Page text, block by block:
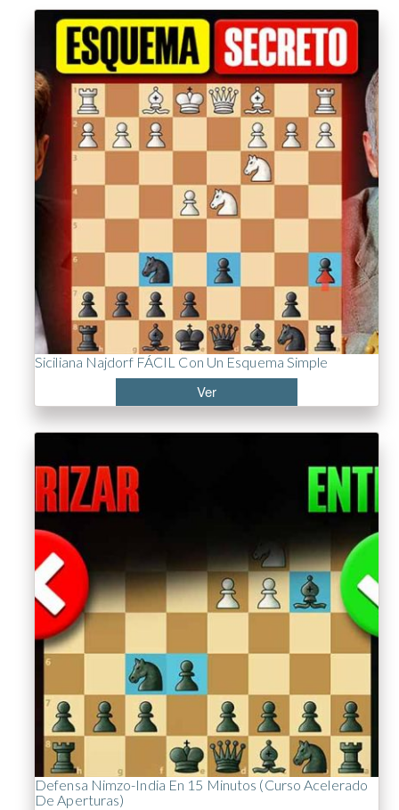
Siciliana Najdorf FÁCIL Con Un Esquema Simple
Ver
Defensa Nimzo-India En 15 Minutos (Curso Acelerado
De Aperturas)